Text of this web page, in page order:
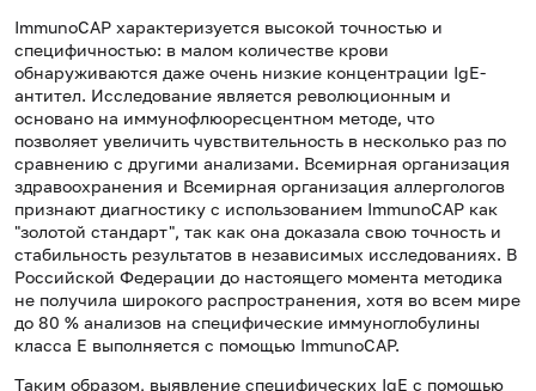
ImmunoCAP характеризуется высокой точностью и
специфичностью: в малом количестве крови
обнаруживаются даже очень низкие концентрации IgE-
антител. Исследование является революционным и
основано на иммунофлюоресцентном методе, что
позволяет увеличить чувствительность в несколько раз по
сравнению с другими анализами. Всемирная организация
здравоохранения и Всемирная организация аллергологов
признают диагностику с использованием ImmunoCAP как
"золотой стандарт", так как она доказала свою точность и
стабильность результатов в независимых исследованиях. В
Российской Федерации до настоящего момента методика
не получила широкого распространения, хотя во всем мире
до 80 % анализов на специфические иммуноглобулины
класса Е выполняется с помощью ImmunoCAP.
Таким образом, выявление специфических IgE с помощью